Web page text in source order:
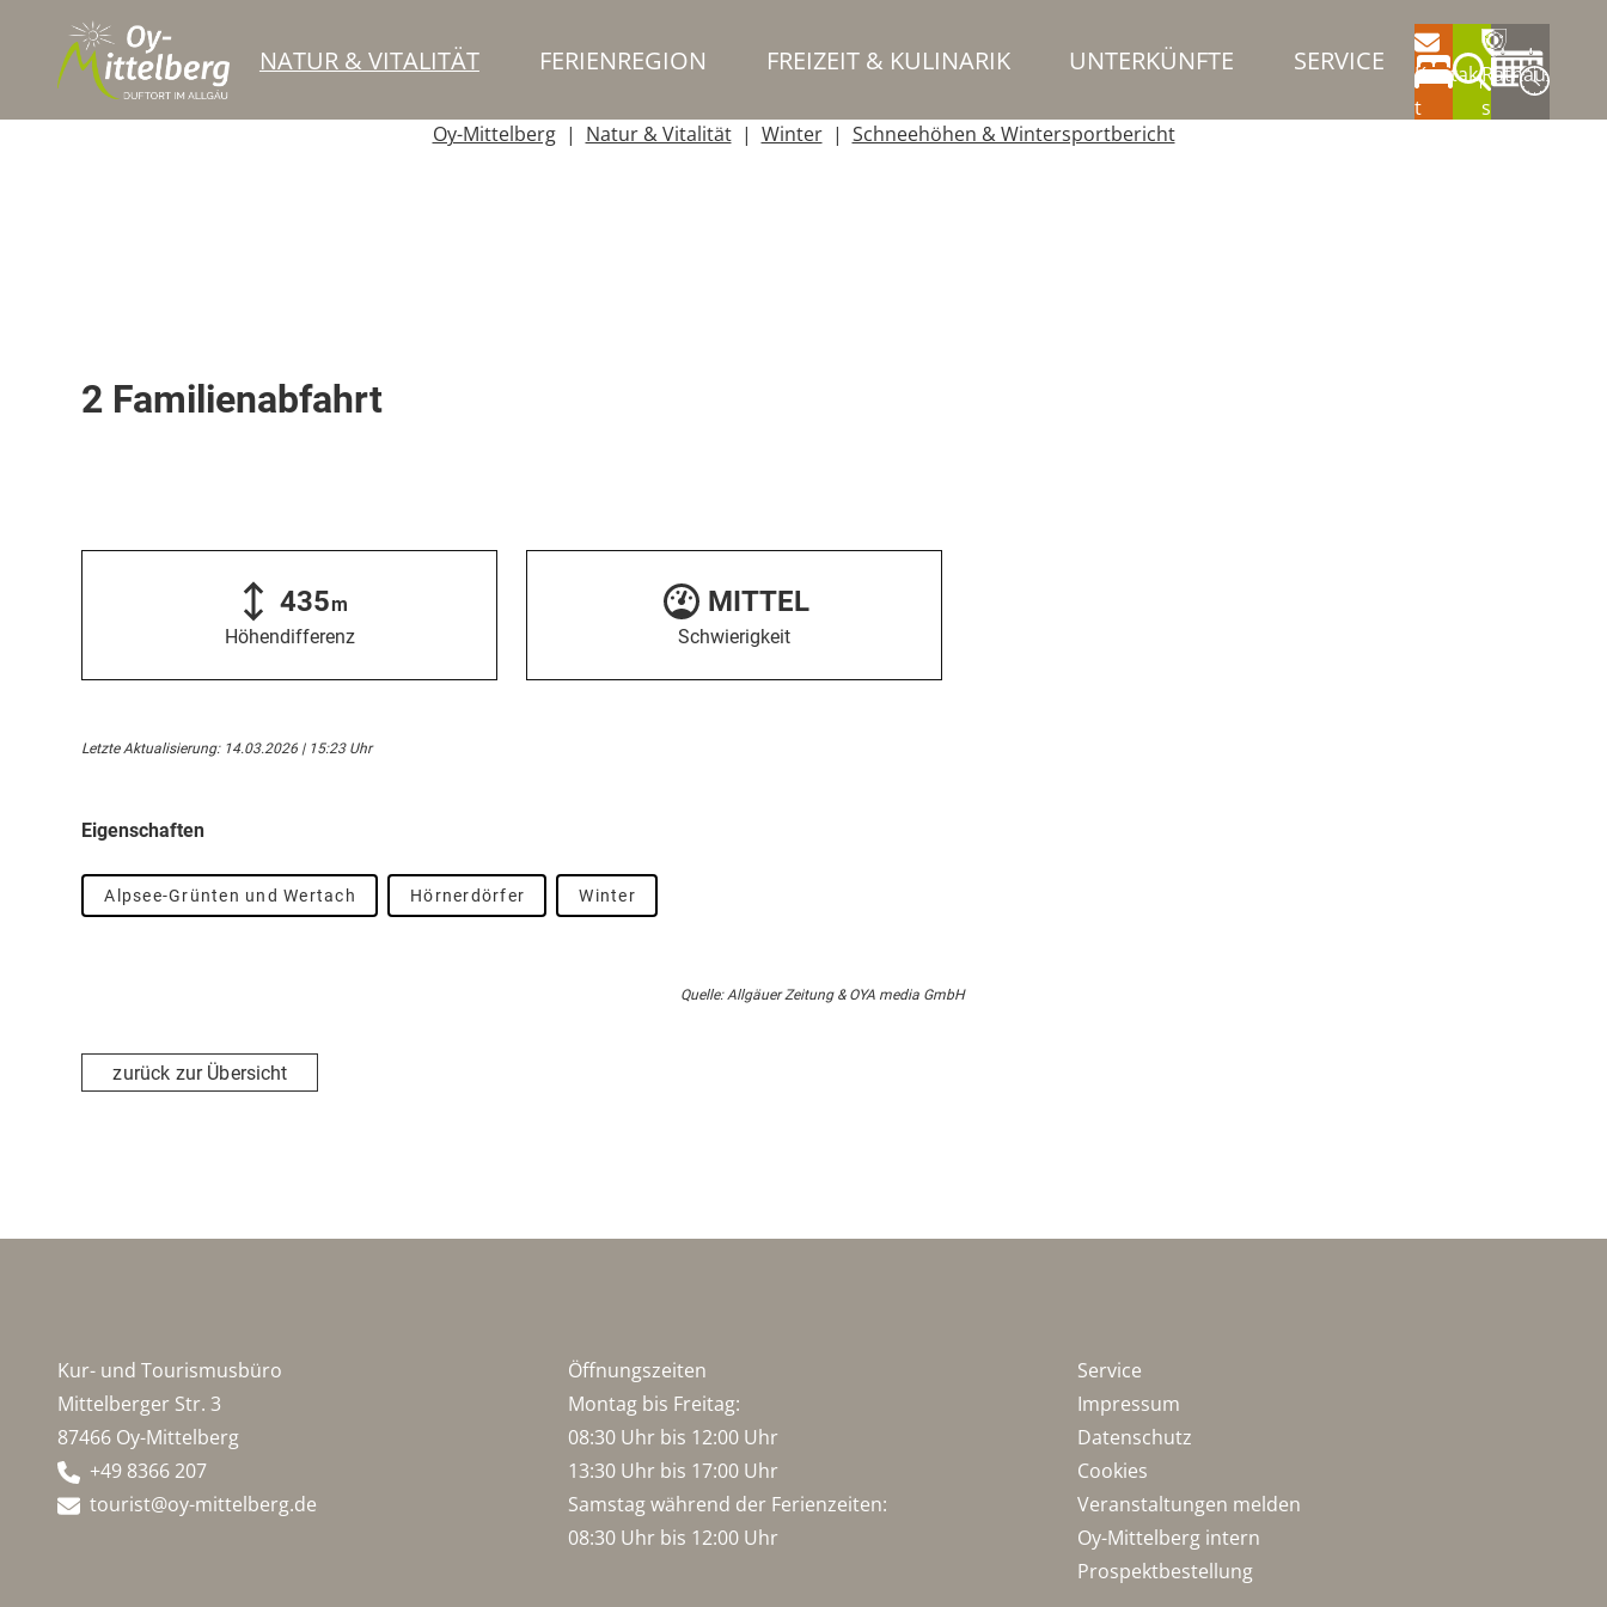
NATUR & VITALITÄT FERIENREGION FREIZEIT & KULINARIK UNTERKÜNFTE SERVICE
Kontak
t
Rathau
s
Oy-Mittelberg
Natur & Vitalität Winter Schneehöhen & Wintersportbericht
2 Familienabfahrt
435m
Höhendifferenz
MITTEL
Schwierigkeit
Letzte Aktualisierung: 14.03.2026 | 15:23 Uhr
Eigenschaften
Alpsee-Grünten und Wertach Hörnerdörfer Winter
Quelle: Allgäuer Zeitung & OYA media GmbH
zurück zur Übersicht
Kur- und Tourismusbüro
Mittelberger Str. 3
87466 Oy-Mittelberg
+49 8366 207
tourist@oy-mittelberg.de
Öffnungszeiten
Montag bis Freitag:
08:30 Uhr bis 12:00 Uhr
13:30 Uhr bis 17:00 Uhr
Samstag während der Ferienzeiten:
08:30 Uhr bis 12:00 Uhr
Service
Impressum
Datenschutz
Cookies
Veranstaltungen melden
Oy-Mittelberg intern
Prospektbestellung